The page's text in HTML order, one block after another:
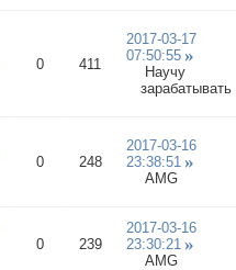
0 411
2017-03-17
07:50:55
Научу
зарабатывать
0 248
2017-03-16
23:38:51
AMG
0 239
2017-03-16
23:30:21
AMG